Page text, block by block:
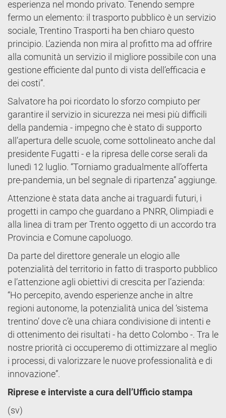
esperienza nel mondo privato. Tenendo sempre
fermo un elemento: il trasporto pubblico è un servizio
sociale, Trentino Trasporti ha ben chiaro questo
principio. L’azienda non mira al profitto ma ad offrire
alla comunità un servizio il migliore possibile con una
gestione efficiente dal punto di vista dell’efficacia e
dei costi”.
Salvatore ha poi ricordato lo sforzo compiuto per
garantire il servizio in sicurezza nei mesi più difficili
della pandemia - impegno che è stato di supporto
all’apertura delle scuole, come sottolineato anche dal
presidente Fugatti - e la ripresa delle corse serali da
lunedì 12 luglio. “Torniamo gradualmente all’offerta
pre-pandemia, un bel segnale di ripartenza” aggiunge.
Attenzione è stata data anche ai traguardi futuri, i
progetti in campo che guardano a PNRR, Olimpiadi e
alla linea di tram per Trento oggetto di un accordo tra
Provincia e Comune capoluogo.
Da parte del direttore generale un elogio alle
potenzialità del territorio in fatto di trasporto pubblico
e l’attenzione agli obiettivi di crescita per l’azienda:
“Ho percepito, avendo esperienze anche in altre
regioni autonome, la potenzialità unica del ‘sistema
trentino’ dove c’è una chiara condivisione di intenti e
di ottenimento dei risultati - ha detto Colombo -. Tra le
nostre priorità ci occuperemo di ottimizzare al meglio
i processi, di valorizzare le nuove professionalità e di
innovazione”.
Riprese e interviste a cura dell’Ufficio stampa
(sv)